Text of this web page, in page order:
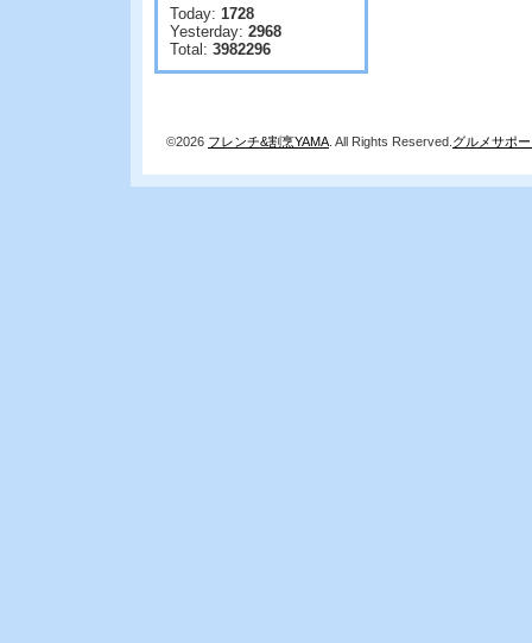
Today: 1728
Yesterday: 2968
Total: 3982296
©2026 フレンチ&割烹YAMA . All Rights Reserved. グルメサポ